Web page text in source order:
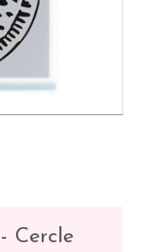
Cercle